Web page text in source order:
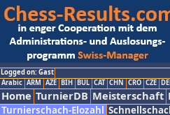
Logged on: Gast
Arabic ARM AZE BIH BUL CAT CHN CRO CZE
Home TurnierDB Meisterschaft
Turnierschach-Elozahl